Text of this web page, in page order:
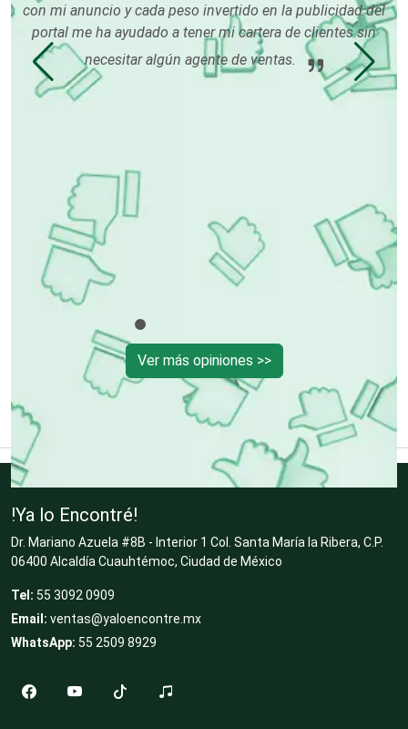
Cremerías y Salchichonerías
Cristalerías
Decoración de Interiores
Dentistas
Deportes
Depósitos Dentales
Desarrollo de Software
Desperdicios Industriales
con mi anuncio y cada peso invertido en la publicidad del
portal me ha ayudado a tener mi cartera de clientes sin
necesitar algún agente de ventas.
Ver más opiniones >>
!Ya lo Encontré!
Dr. Mariano Azuela #8B - Interior 1 Col. Santa María la Ribera, C.P.
06400 Alcaldía Cuauhtémoc, Ciudad de México
Tel: 55 3092 0909
Email: ventas@yaloencontre.mx
WhatsApp: 55 2509 8929